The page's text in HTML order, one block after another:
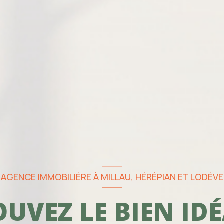
AGENCE IMMOBILIÈRE À MILLAU, HÉRÉPIAN ET LODÈVE
LE BIEN